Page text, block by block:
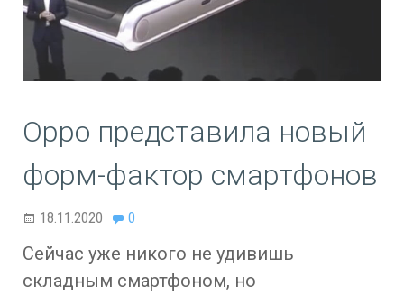
Oppo представила новый
форм-фактор смартфонов
18.11.2020 0
Сейчас уже никого не удивишь
складным смартфоном, но